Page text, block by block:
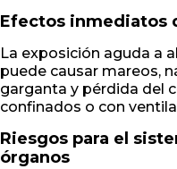
Efectos inmediatos
La exposición aguda a
puede causar mareos,
garganta y pérdida del
confinados o con
Riesgos para el
órganos